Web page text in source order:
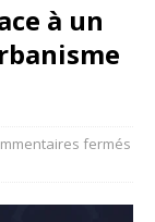
à un
fermés